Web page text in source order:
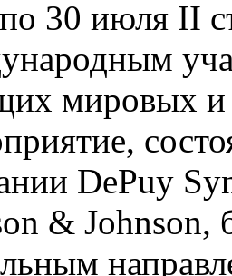
30 июля II
мировых и
DePuy
& Johnson,